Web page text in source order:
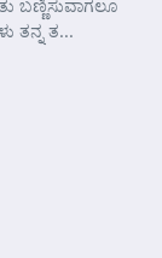
ಬಣ್ಣಿಸುವಾಗಲೂ
ತನ್ನ ತ...